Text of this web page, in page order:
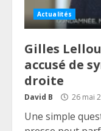
Actualités
Gilles
accusé de
droite
David B 26 mai
Une simple